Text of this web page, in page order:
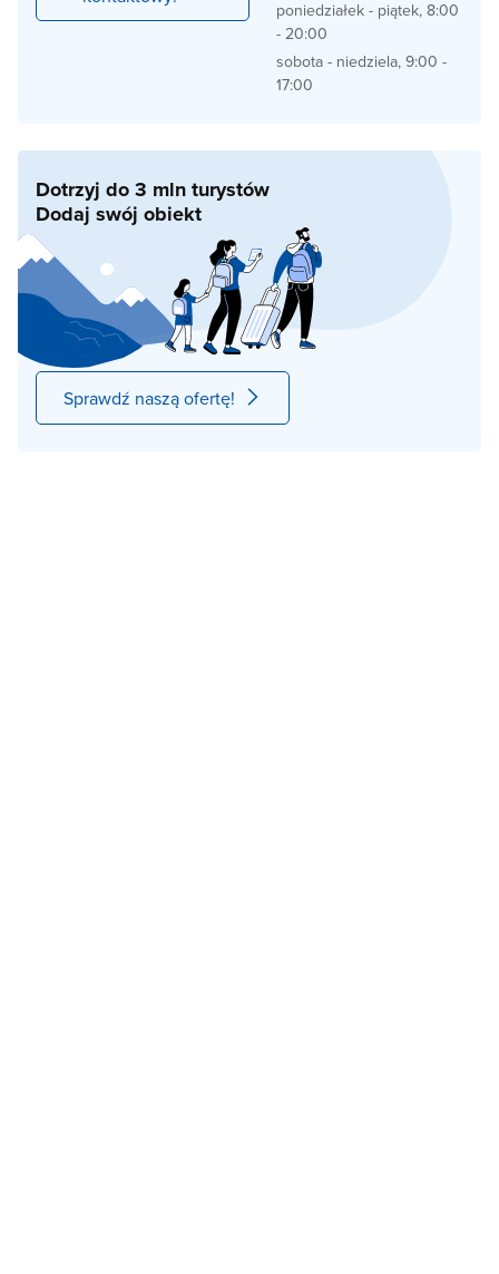
poniedziałek - piątek, 8:00
- 20:00
sobota - niedziela, 9:00 -
17:00
Dotrzyj do 3 mln turystów
Dodaj swój obiekt
Sprawdź naszą ofertę!